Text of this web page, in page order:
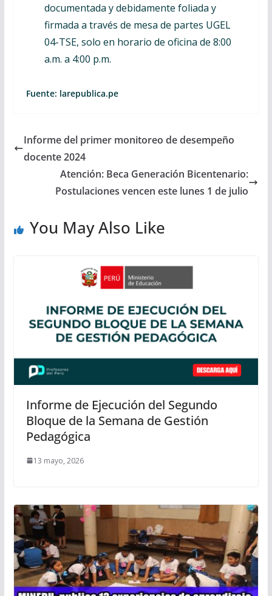
documentada y debidamente foliada y
firmada a través de mesa de partes UGEL
04-TSE, solo en horario de oficina de 8:00
a.m. a 4:00 p.m.
Fuente: larepublica.pe
Informe del primer monitoreo de desempeño
docente 2024
Atención: Beca Generación Bicentenario:
Postulaciones vencen este lunes 1 de julio
You May Also Like
Informe de Ejecución del Segundo
Bloque de la Semana de Gestión
Pedagógica
13 mayo, 2026